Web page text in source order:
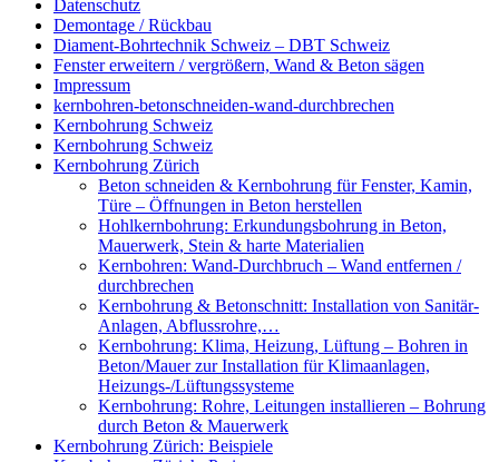
Datenschutz
Demontage / Rückbau
Diament-Bohrtechnik Schweiz – DBT Schweiz
Fenster erweitern / vergrößern, Wand & Beton sägen
Impressum
kernbohren-betonschneiden-wand-durchbrechen
Kernbohrung Schweiz
Kernbohrung Schweiz
Kernbohrung Zürich
Beton schneiden & Kernbohrung für Fenster, Kamin,
Türe – Öffnungen in Beton herstellen
Hohlkernbohrung: Erkundungsbohrung in Beton,
Mauerwerk, Stein & harte Materialien
Kernbohren: Wand-Durchbruch – Wand entfernen /
durchbrechen
Kernbohrung & Betonschnitt: Installation von Sanitär-
Anlagen, Abflussrohre,…
Kernbohrung: Klima, Heizung, Lüftung – Bohren in
Beton/Mauer zur Installation für Klimaanlagen,
Heizungs-/Lüftungssysteme
Kernbohrung: Rohre, Leitungen installieren – Bohrung
durch Beton & Mauerwerk
Kernbohrung Zürich: Beispiele